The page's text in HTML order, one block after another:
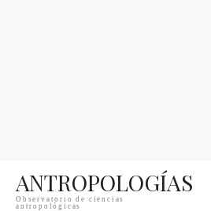
ANTROPOLOGÍAS
Observatorio de ciencias
antropológicas